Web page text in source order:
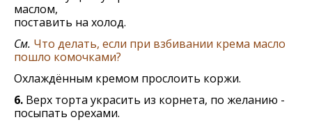
маслом,
поставить на холод.
См. Что делать, если при взбивании крема масло
пошло комочками?
Охлаждённым кремом прослоить коржи.
6. Верх торта украсить из корнета, по желанию -
посыпать орехами.